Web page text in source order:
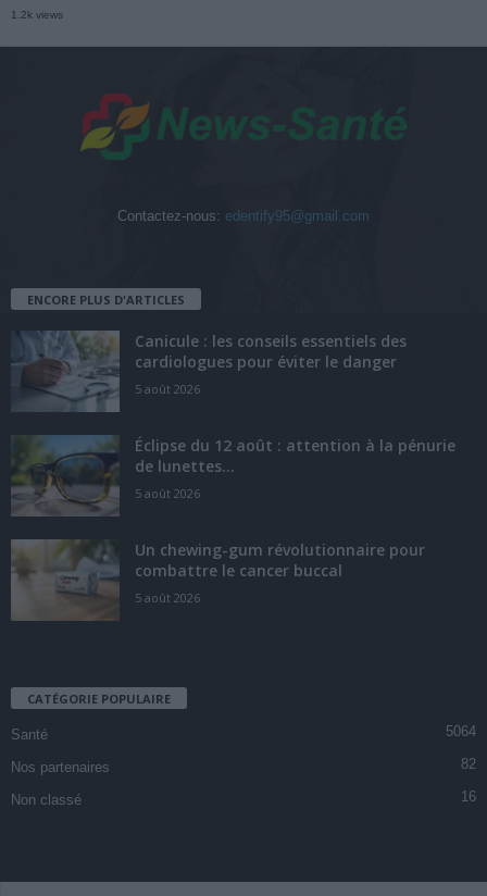
1.2k views
Contactez-nous: edentify95@gmail.com
ENCORE PLUS D'ARTICLES
Canicule : les conseils essentiels des
cardiologues pour éviter le danger
5 août 2026
Éclipse du 12 août : attention à la pénurie
de lunettes...
5 août 2026
Un chewing-gum révolutionnaire pour
combattre le cancer buccal
5 août 2026
CATÉGORIE POPULAIRE
Santé 5064
Nos partenaires 82
Non classé 16